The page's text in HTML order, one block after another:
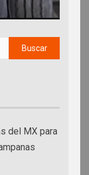
del MX para